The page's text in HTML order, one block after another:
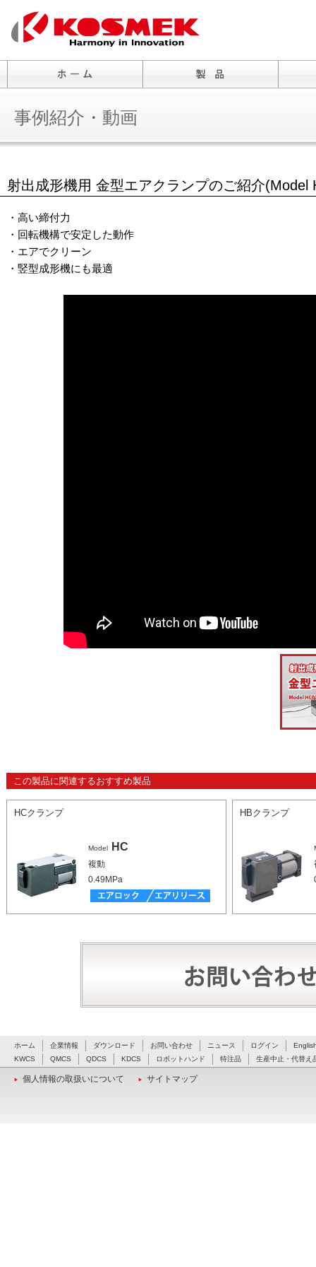
事例紹介・動画
射出成形機用 金型エアクランプのご紹介(Model
・高い締付力
・回転機構で安定した動作
・エアでクリーン
・竪型成形機にも最適
この製品に関連するおすすめ製品
HCクランプ
Model HC
複動
0.49MPa
HBクランプ
ホーム 企業情報 ダウンロード お問い合わせ ニュース ログイン
KWCS
QMCS QDCS KDCS ロボットハンド 特注品 生産中止・代替え
個人情報の取扱いについて サイトマップ